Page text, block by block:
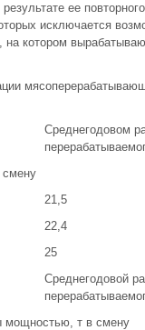
ее
исключается
на котором
Среднегодовом
21,5
22,4
25
Среднегодовой
мощностью, т в смену